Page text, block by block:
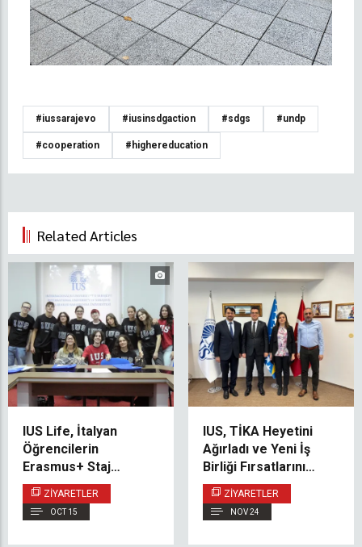
#iussarajevo #iusinsdgaction #sdgs #undp
#cooperation #highereducation
Related Articles
IUS Life, İtalyan
Öğrencilerin
Erasmus+ Staj
Programını Başarıyla
Tamamladı
ZIYARETLER
OCT 15
IUS, TİKA Heyetini
Ağırladı ve Yeni İş
Birliği Fırsatlarını
Değerlendirdi
ZIYARETLER
NOV 24